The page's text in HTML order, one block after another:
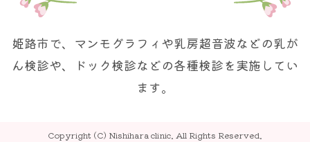
姫路市で、マンモグラフィや乳房超音波などの乳が
ん検診や、ドック検診などの各種検診を実施してい
ます。
Copyright (C) Nishihara clinic. All Rights Reserved.